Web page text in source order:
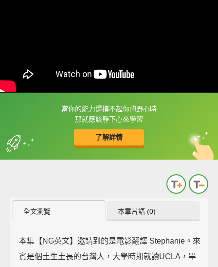
當你的能力還撐不起你的野心時
那就應該靜下心來學習
了解詳情
框選或點兩下字幕可以直接查字典喔！
全文瀏覽 本章片語 (0)
本集【NG英文】邀請到的是電影翻譯 Stephanie。來
賓是個土生土長的台灣人，大學時期就讀UCLA，畢